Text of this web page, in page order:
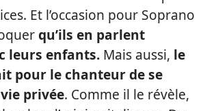
Et l’occasion pour Soprano
qu’ils en parlent
leurs enfants. Mais aussi, le
pour le chanteur de se
privée. Comme il le révèle,